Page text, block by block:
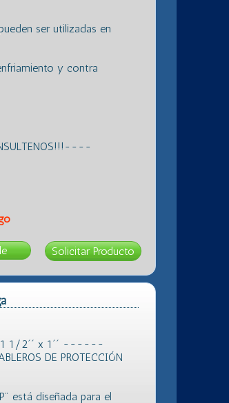
ser utilizadas en
y contra
1 1/2´´ x 1´´ ------
DE PROTECCIÓN
está diseñada para el